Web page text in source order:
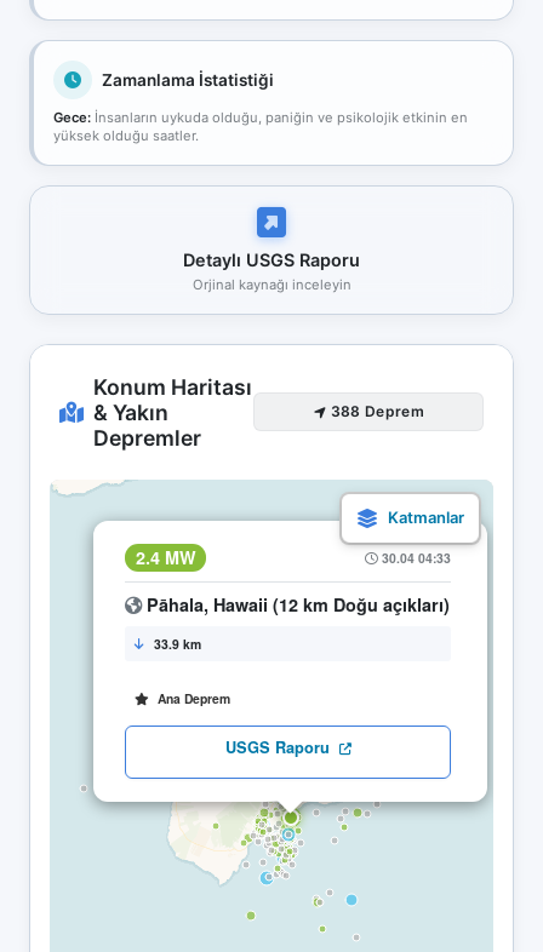
Zamanlama İstatistiği
Gece: İnsanların uykuda olduğu, paniğin ve psikolojik etkinin en
yüksek olduğu saatler.
Detaylı USGS Raporu
Orjinal kaynağı inceleyin
Konum Haritası
& Yakın
Depremler
388 Deprem
2.4 MW 30.04 04:33
Pāhala, Hawaii (12 km Doğu açıkları)
33.9 km
Ana Deprem
USGS Raporu
×